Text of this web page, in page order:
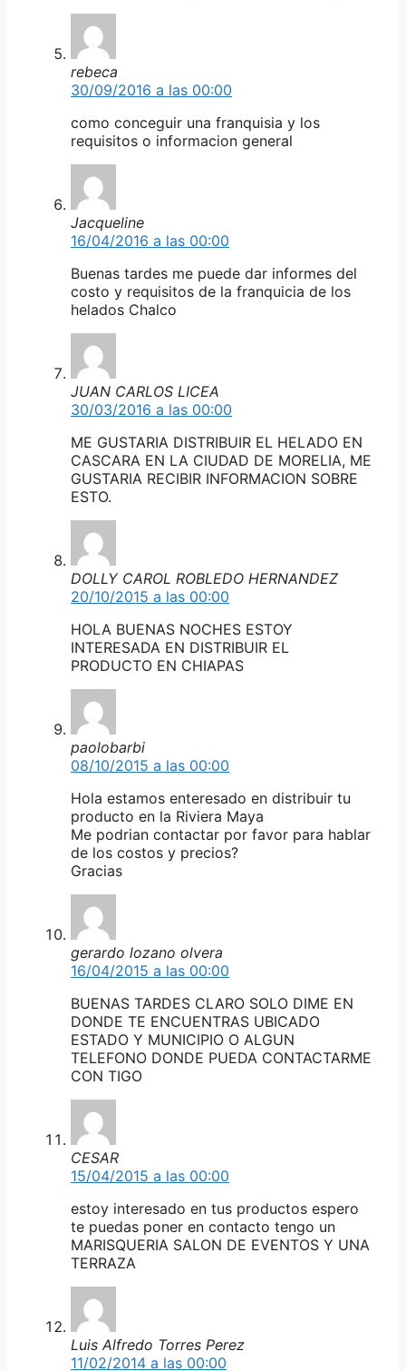
rebeca
30/09/2016 a las 00:00
como conceguir una franquisia y los
requisitos o informacion general
Jacqueline
16/04/2016 a las 00:00
Buenas tardes me puede dar informes del
costo y requisitos de la franquicia de los
helados Chalco
JUAN CARLOS LICEA
30/03/2016 a las 00:00
ME GUSTARIA DISTRIBUIR EL HELADO EN
CASCARA EN LA CIUDAD DE MORELIA, ME
GUSTARIA RECIBIR INFORMACION SOBRE
ESTO.
DOLLY CAROL ROBLEDO HERNANDEZ
20/10/2015 a las 00:00
HOLA BUENAS NOCHES ESTOY
INTERESADA EN DISTRIBUIR EL
PRODUCTO EN CHIAPAS
paolobarbi
08/10/2015 a las 00:00
Hola estamos enteresado en distribuir tu
producto en la Riviera Maya
Me podrian contactar por favor para hablar
de los costos y precios?
Gracias
gerardo lozano olvera
16/04/2015 a las 00:00
BUENAS TARDES CLARO SOLO DIME EN
DONDE TE ENCUENTRAS UBICADO
ESTADO Y MUNICIPIO O ALGUN
TELEFONO DONDE PUEDA CONTACTARME
CON TIGO
CESAR
15/04/2015 a las 00:00
estoy interesado en tus productos espero
te puedas poner en contacto tengo un
MARISQUERIA SALON DE EVENTOS Y UNA
TERRAZA
Luis Alfredo Torres Perez
11/02/2014 a las 00:00